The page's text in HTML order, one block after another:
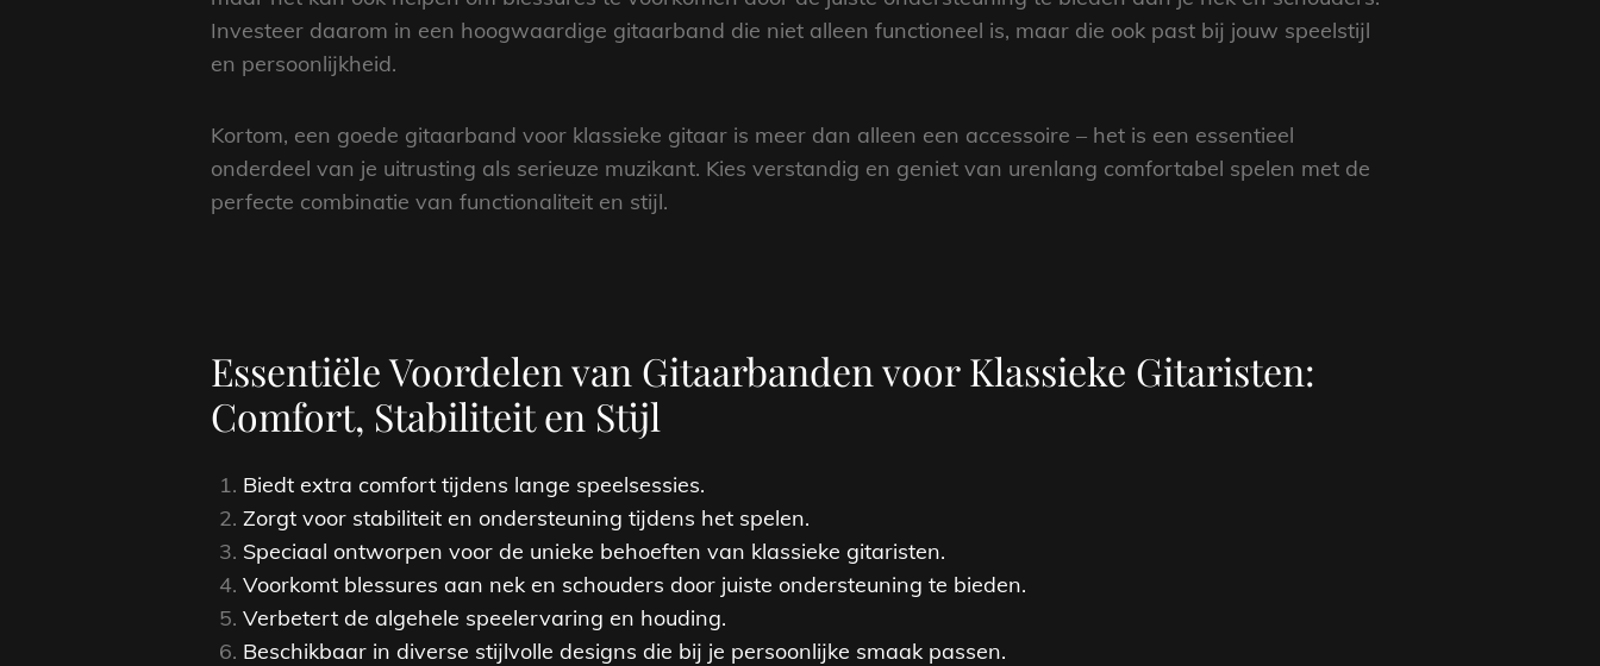
Investeer daarom in een hoogwaardige gitaarband die niet alleen functioneel is, maar die ook past bij jouw speelstijl
en persoonlijkheid.
Kortom, een goede gitaarband voor klassieke gitaar is meer dan alleen een accessoire – het is een essentieel
onderdeel van je uitrusting als serieuze muzikant. Kies verstandig en geniet van urenlang comfortabel spelen met de
perfecte combinatie van functionaliteit en stijl.
Essentiële Voordelen van Gitaarbanden voor Klassieke Gitaristen:
Comfort, Stabiliteit en Stijl
Biedt extra comfort tijdens lange speelsessies.
Zorgt voor stabiliteit en ondersteuning tijdens het spelen.
Speciaal ontworpen voor de unieke behoeften van klassieke gitaristen.
Voorkomt blessures aan nek en schouders door juiste ondersteuning te bieden.
Verbetert de algehele speelervaring en houding.
Beschikbaar in diverse stijlvolle designs die bij je persoonlijke smaak passen.